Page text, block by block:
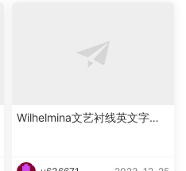
Wilhelmina文艺衬线英文字体